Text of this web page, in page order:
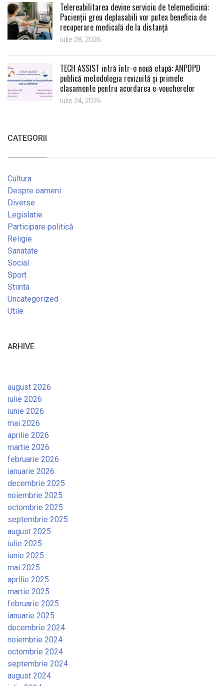
Telereabilitarea devine serviciu de telemedicină:
Pacienții greu deplasabili vor putea beneficia de
recuperare medicală de la distanță
iulie 28, 2026
TECH ASSIST intră într-o nouă etapă: ANPDPD
publică metodologia revizuită și primele
clasamente pentru acordarea e-voucherelor
iulie 24, 2026
CATEGORII
Cultura
Despre oameni
Diverse
Legislatie
Participare politică
Religie
Sanatate
Social
Sport
Stiinta
Uncategorized
Utile
ARHIVE
august 2026
iulie 2026
iunie 2026
mai 2026
aprilie 2026
martie 2026
februarie 2026
ianuarie 2026
decembrie 2025
noiembrie 2025
octombrie 2025
septembrie 2025
august 2025
iulie 2025
iunie 2025
mai 2025
aprilie 2025
martie 2025
februarie 2025
ianuarie 2025
decembrie 2024
noiembrie 2024
octombrie 2024
septembrie 2024
august 2024